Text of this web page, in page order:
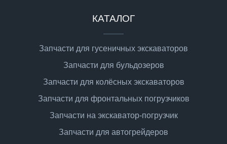
КАТАЛОГ
Запчасти для гусеничных экскаваторов
Запчасти для бульдозеров
Запчасти для колёсных экскаваторов
Запчасти для фронтальных погрузчиков
Запчасти на экскаватор-погрузчик
Запчасти для автогрейдеров